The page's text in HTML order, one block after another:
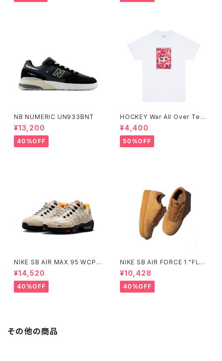
NB NUMERIC UN933BNT
¥13,200
40%OFF
HOCKEY War All Over Tee
ホワイト
¥4,400
50%OFF
NIKE SB AIR MAX 95 WCP
ナイキエスビー エアマックス フ
ットボールコレクション Small
Size
¥14,520
40%OFF
NIKE SB AIR FORCE 1 "FLA
X" ナイキ エスビー エアフォー
スワン フラックス ウィート HM8
517-200 Small Size
¥10,428
40%OFF
その他の商品